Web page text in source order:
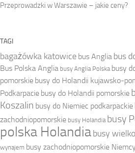
Przeprowadzki w Warszawie – jakie ceny?
TAGI
bagażówka katowice bus Anglia bus
Bus Polska Anglia busy Anglia Polska busy
pomorskie busy do Holandii kujawsko-
Podkarpacie busy do Holandii pomorskie
Koszalin busy do Niemiec podkarpackie
zachodniopomorskie busy Holandia busy
polska Holandiabusy
wynajem busy zachodniopomorskie Niemcy